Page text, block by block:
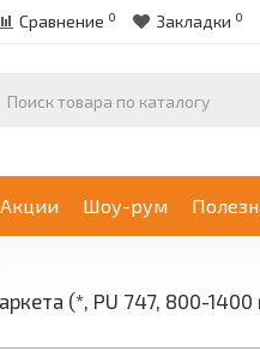
Сравнение 0 Закладки 0
Акции Шоу-рум
(*, PU 747, 800-